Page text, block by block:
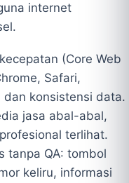
internet
(Core Web
Safari,
dan konsistensi data.
jasa abal-abal,
terlihat.
tanpa QA: tombol
keliru, informasi